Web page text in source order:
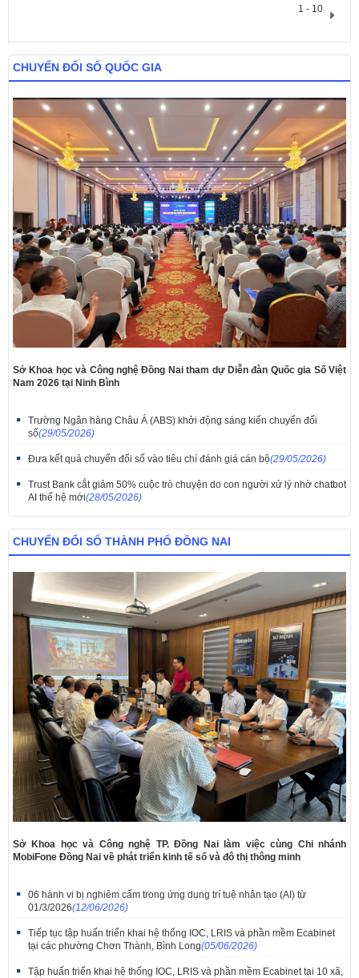
1 - 10
CHUYỂN ĐỔI SỐ QUỐC GIA
Sở Khoa học và Công nghệ Đồng Nai tham dự Diễn đàn Quốc gia Số Việt
Nam 2026 tại Ninh Bình
Trường Ngân hàng Châu Á (ABS) khởi động sáng kiến chuyển đổi
số(29/05/2026)
​Đưa kết quả chuyển đổi số vào tiêu chí đánh giá cán bộ(29/05/2026)
Trust Bank cắt giảm 50% cuộc trò chuyện do con người xử lý nhờ chatbot
AI thế hệ mới(28/05/2026)
CHUYỂN ĐỔI SỐ THÀNH PHỐ ĐỒNG NAI
Sở Khoa học và Công nghệ TP. Đồng Nai làm việc cùng Chi nhánh
MobiFone Đồng Nai về phát triển kinh tế số và đô thị thông minh
06 hành vi bị nghiêm cấm trong ứng dụng trí tuệ nhân tạo (AI) từ
01/3/2026(12/06/2026)
Tiếp tục tập huấn triển khai hệ thống IOC, LRIS và phần mềm Ecabinet
tại các phường Chơn Thành, Bình Long(05/06/2026)
Tập huấn triển khai hệ thống IOC, LRIS và phần mềm Ecabinet tại 10 xã,